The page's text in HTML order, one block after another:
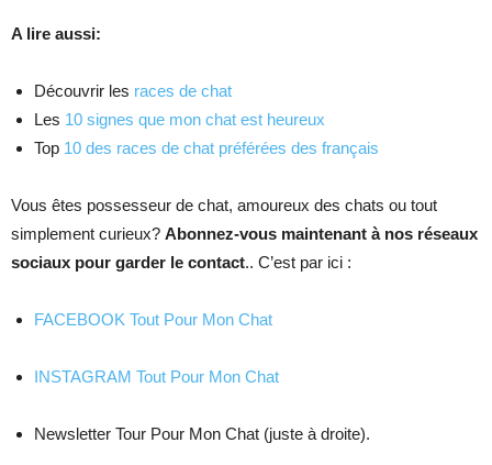
A lire aussi:
Découvrir les races de chat
Les 10 signes que mon chat est heureux
Top 10 des races de chat préférées des français
Vous êtes possesseur de chat, amoureux des chats ou tout
simplement curieux? Abonnez-vous maintenant à nos réseaux
sociaux pour garder le contact.. C’est par ici :
FACEBOOK Tout Pour Mon Chat
INSTAGRAM Tout Pour Mon Chat
Newsletter Tour Pour Mon Chat (juste à droite).